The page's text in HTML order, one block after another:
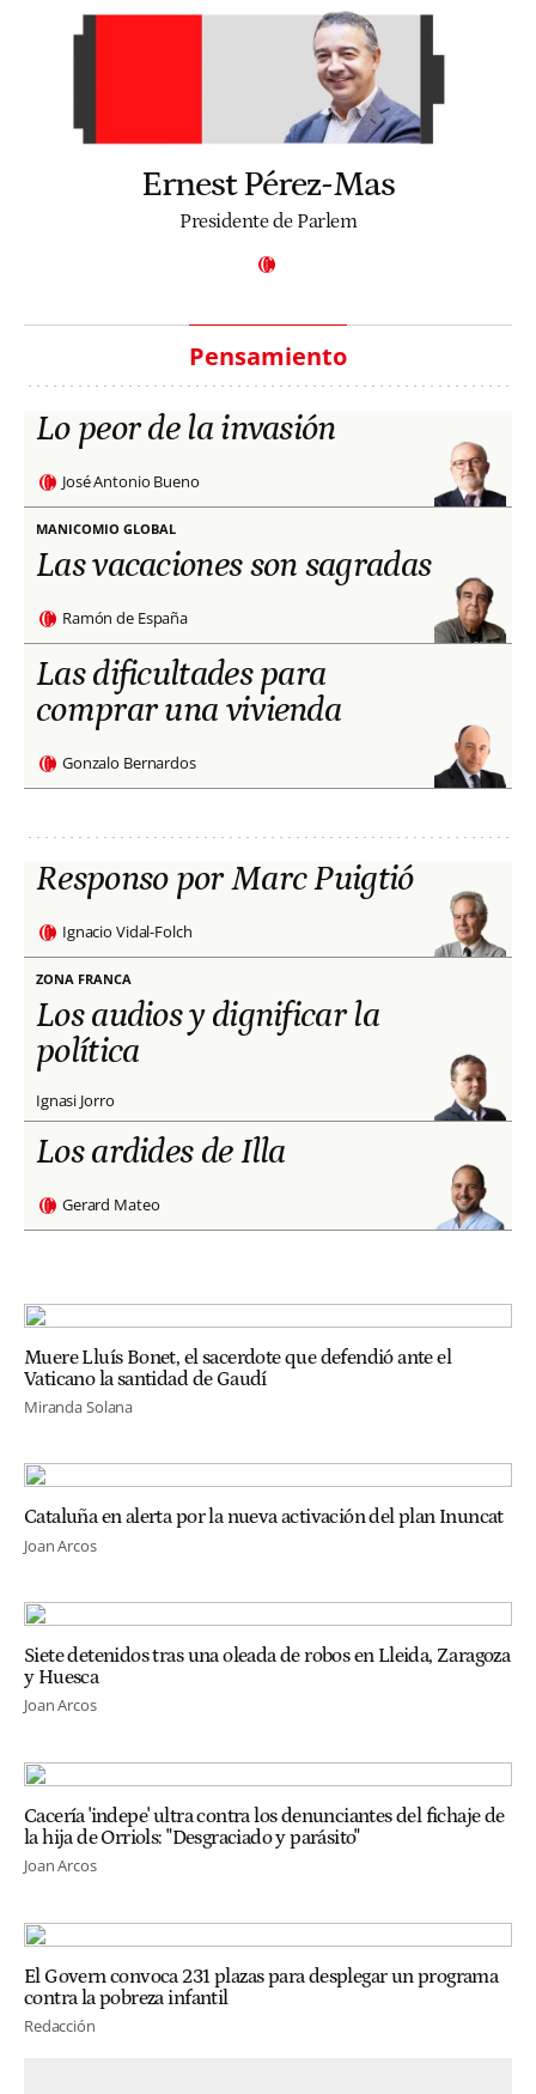
Ernest Pérez-Mas
Presidente de Parlem
Pensamiento
Lo peor de la invasión
José Antonio Bueno
MANICOMIO GLOBAL
Las vacaciones son sagradas
Ramón de España
Las dificultades para
comprar una vivienda
Gonzalo Bernardos
Responso por Marc Puigtió
Ignacio Vidal-Folch
ZONA FRANCA
Los audios y dignificar la
política
Ignasi Jorro
Los ardides de Illa
Gerard Mateo
Muere Lluís Bonet, el sacerdote que defendió ante el
Vaticano la santidad de Gaudí
Miranda Solana
Cataluña en alerta por la nueva activación del plan Inuncat
Joan Arcos
Siete detenidos tras una oleada de robos en Lleida, Zaragoza
y Huesca
Joan Arcos
Cacería 'indepe' ultra contra los denunciantes del fichaje de
la hija de Orriols: "Desgraciado y parásito"
Joan Arcos
El Govern convoca 231 plazas para desplegar un programa
contra la pobreza infantil
Redacción